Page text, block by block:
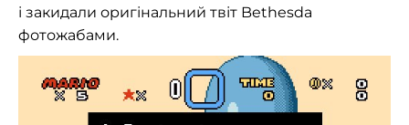
і закидали оригінальний твіт Bethesda
фотожабами.